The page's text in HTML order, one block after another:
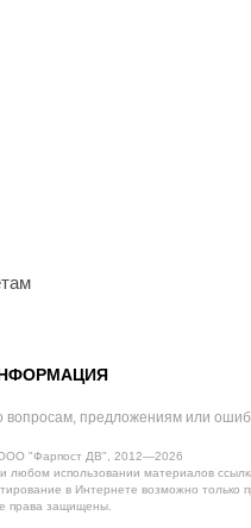
вопросам, предложениям или
"Фарпост ДВ", 2012—2026
любом использовании материалов
в Интернете возможно только
права защищены.